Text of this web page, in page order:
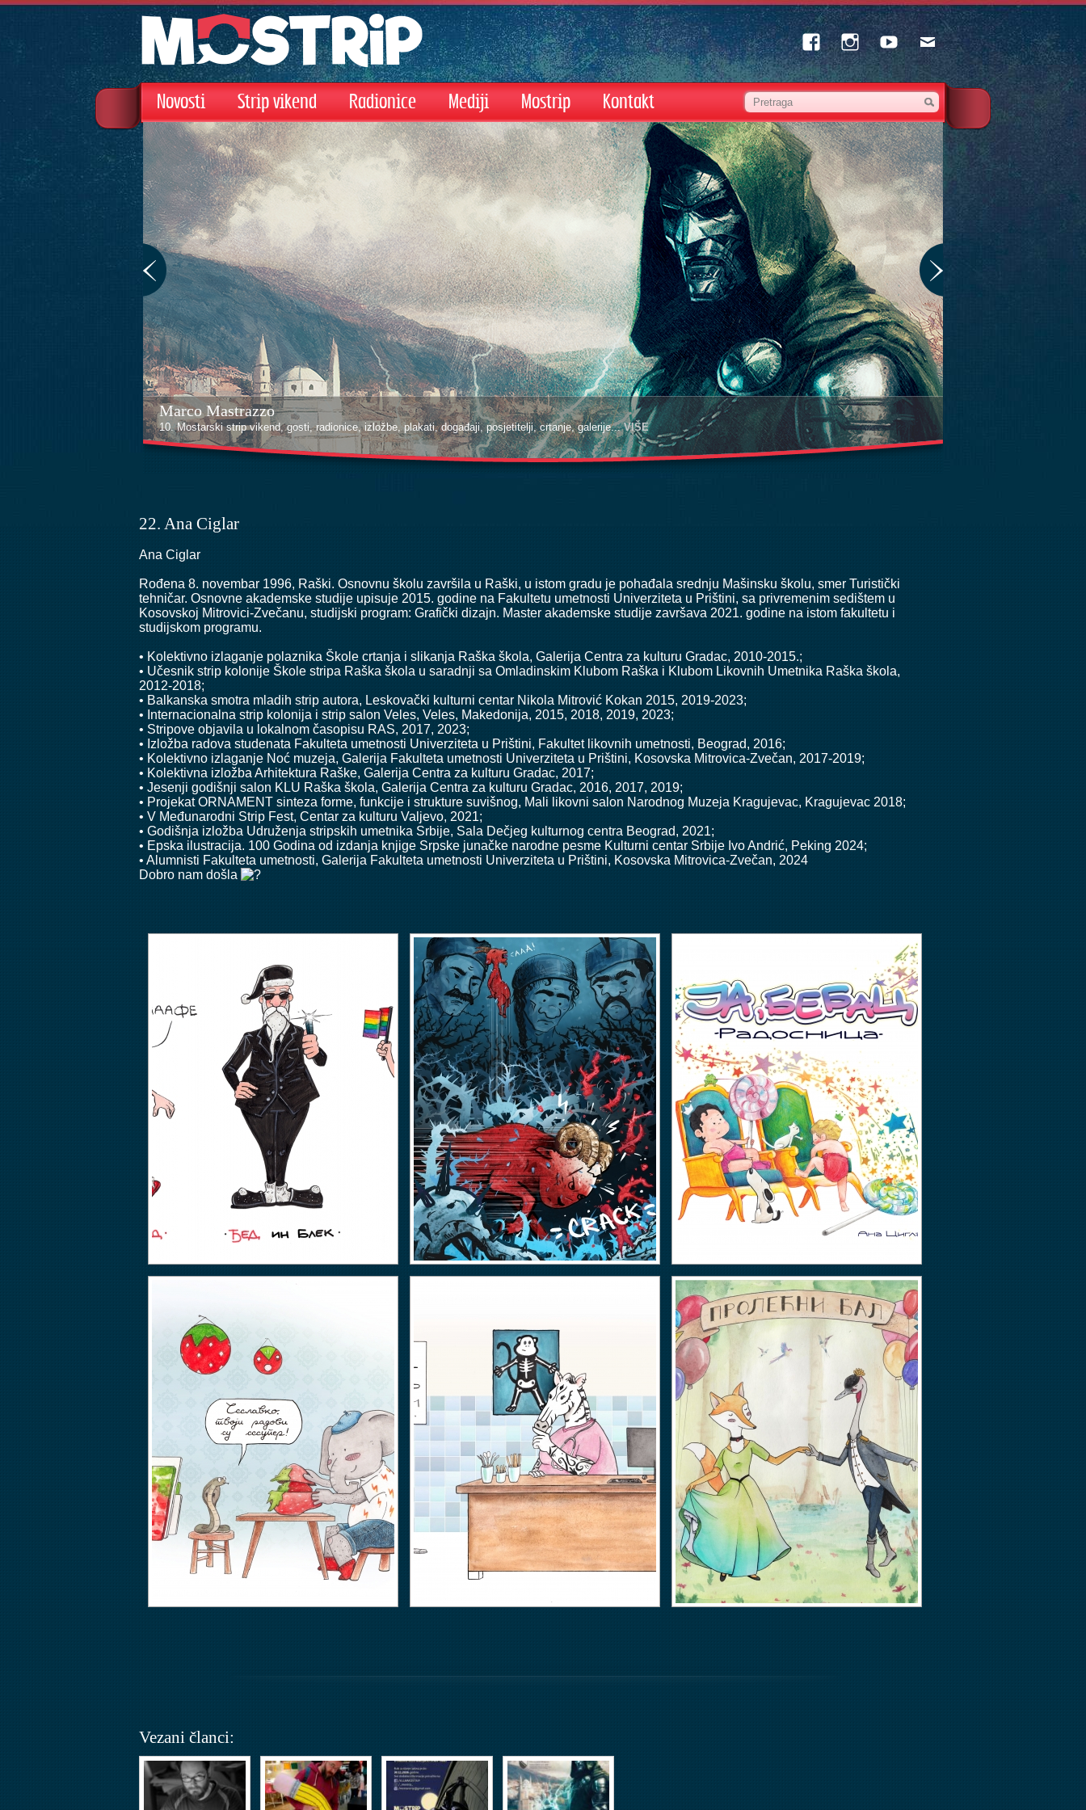
Facebook InstagramYoutube Email
Novosti Strip vikend Radionice Mediji Mostrip Kontakt
Marco Mastrazzo
10. Mostarski strip vikend, gosti, radionice, izložbe, plakati, događaji, posjetitelji, crtanje, galerije...VIŠE
Kenan Halilović
10. Mostarski strip vikend, gosti, radionice, izložbe, plakati, događaji, posjetitelji, crtanje, galerije...VIŠE
22. Ana Ciglar
Ana Ciglar
Rođena 8. novembar 1996, Raški. Osnovnu školu završila u Raški, u istom gradu je pohađala srednju Mašinsku školu, smer Turistički
tehničar. Osnovne akademske studije upisuje 2015. godine na Fakultetu umetnosti Univerziteta u Prištini, sa privremenim sedištem u
Kosovskoj Mitrovici-Zvečanu, studijski program: Grafički dizajn. Master akademske studije završava 2021. godine na istom fakultetu i
studijskom programu.
• Kolektivno izlaganje polaznika Škole crtanja i slikanja Raška škola, Galerija Centra za kulturu Gradac, 2010-2015.;
• Učesnik strip kolonije Škole stripa Raška škola u saradnji sa Omladinskim Klubom Raška i Klubom Likovnih Umetnika Raška škola,
2012-2018;
• Balkanska smotra mladih strip autora, Leskovački kulturni centar Nikola Mitrović Kokan 2015, 2019-2023;
• Internacionalna strip kolonija i strip salon Veles, Veles, Makedonija, 2015, 2018, 2019, 2023;
• Stripove objavila u lokalnom časopisu RAS, 2017, 2023;
• Izložba radova studenata Fakulteta umetnosti Univerziteta u Prištini, Fakultet likovnih umetnosti, Beograd, 2016;
• Kolektivno izlaganje Noć muzeja, Galerija Fakulteta umetnosti Univerziteta u Prištini, Kosovska Mitrovica-Zvečan, 2017-2019;
• Kolektivna izložba Arhitektura Raške, Galerija Centra za kulturu Gradac, 2017;
• Jesenji godišnji salon KLU Raška škola, Galerija Centra za kulturu Gradac, 2016, 2017, 2019;
• Projekat ORNAMENT sinteza forme, funkcije i strukture suvišnog, Mali likovni salon Narodnog Muzeja Kragujevac, Kragujevac 2018;
• V Međunarodni Strip Fest, Centar za kulturu Valjevo, 2021;
• Godišnja izložba Udruženja stripskih umetnika Srbije, Sala Dečjeg kulturnog centra Beograd, 2021;
• Epska ilustracija. 100 Godina od izdanja knjige Srpske junačke narodne pesme Kulturni centar Srbije Ivo Andrić, Peking 2024;
• Alumnisti Fakulteta umetnosti, Galerija Fakulteta umetnosti Univerziteta u Prištini, Kosovska Mitrovica-Zvečan, 2024
Dobro nam došla
Vezani članci: